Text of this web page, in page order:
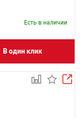
Есть в наличии
В один клик